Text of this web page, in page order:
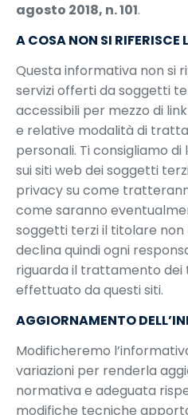
agosto 2018, n. 101.
A COSA NON SI RIFERISCE
Questa informativa non si
servizi offerti da soggetti
accessibili per mezzo di
e relative modalità di
personali. Ti consigliamo
sui siti web dei soggetti
privacy su come
come saranno
soggetti terzi il titolare
declina quindi ogni
riguarda il trattamento dei
effettuato da questi siti.
AGGIORNAMENTO
Modificheremo
variazioni per renderla
normativa e adeguata
modifiche tecniche